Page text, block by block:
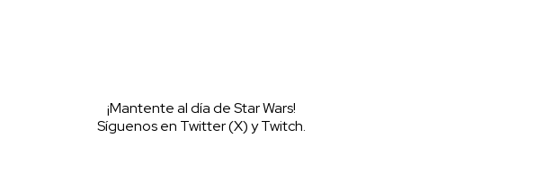
¡Mantente al día de Star Wars!
Síguenos en Twitter (X) y Twitch.